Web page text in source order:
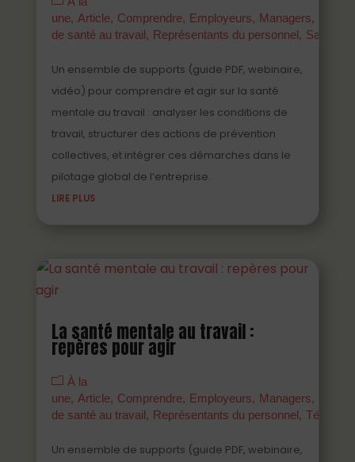
une
Article Comprendre Employeurs Managers
de santé au travail
Représentants du personnel Salariés
Un ensemble de supports (guide PDF, webinaire,
vidéo) pour comprendre et agir sur la santé
mentale au travail : analyser les conditions de
travail, structurer des actions de prévention
collectives, et intégrer ces démarches dans le
pilotage global de l’entreprise.
LIRE PLUS
La santé mentale au travail :
repères pour agir
À la
une
Article Comprendre Employeurs Managers
de santé au travail
Représentants du personnel
Un ensemble de supports (guide PDF, webinaire,